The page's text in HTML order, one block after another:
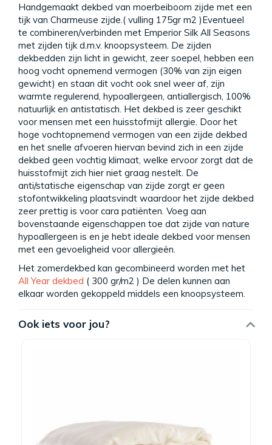
Handgemaakt dekbed van moerbeiboom zijde met een
tijk van Charmeuse zijde.( vulling 175gr m2 )Eventueel
te combineren/verbinden met Emperior Silk All Seasons
met zijden tijk d.m.v. knoopsysteem. De zijden
dekbedden zijn licht in gewicht, zeer soepel, hebben een
hoog vocht opnemend vermogen (30% van zijn eigen
gewicht) en staan dit vocht ook snel weer af, zijn
warmte regulerend, hypoallergeen, antiallergisch, 100%
natuurlijk en antistatisch. Het dekbed is zeer geschikt
voor mensen met een huisstofmijt allergie. Door het
hoge vochtopnemend vermogen van een zijde dekbed
en het snelle afvoeren hiervan bevind zich in een zijde
dekbed geen vochtig klimaat, welke ervoor zorgt dat de
huisstofmijt zich hier niet graag nestelt. De
anti/statische eigenschap van zijde zorgt er geen
stofontwikkeling plaatsvindt waardoor het zijde dekbed
zeer prettig is voor cara patiënten. Voeg aan
bovenstaande eigenschappen toe dat zijde van nature
hypoallergeen is en je hebt ideale dekbed voor mensen
met een gevoeligheid voor allergieën.
Het zomerdekbed kan gecombineerd worden met het
All Year dekbed ( 300 gr/m2 ) De delen kunnen aan
elkaar worden gekoppeld middels een knoopsysteem.
Ook iets voor jou?